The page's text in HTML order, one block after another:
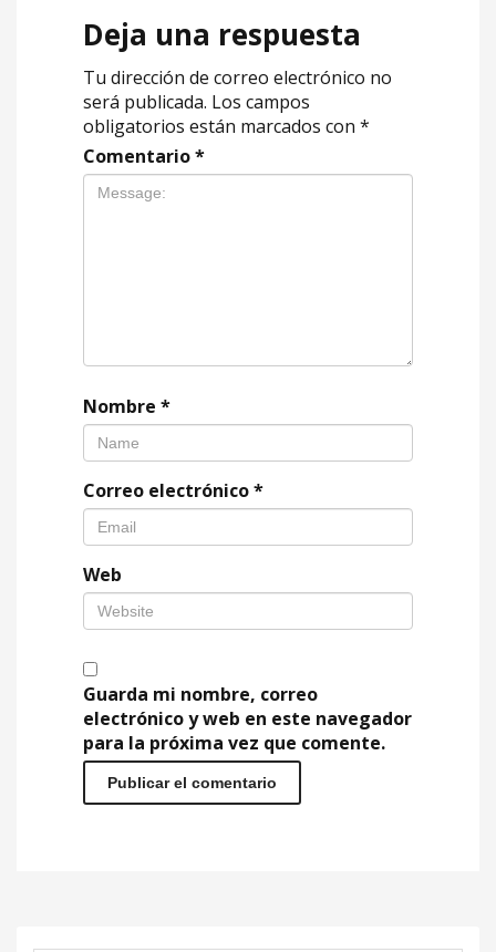
Deja una respuesta
Tu dirección de correo electrónico no
será publicada. Los campos
obligatorios están marcados con *
Comentario*
Nombre *
Correo electrónico*
Web
Guarda mi nombre, correo
electrónico y web en este navegador
para la próxima vez que comente.